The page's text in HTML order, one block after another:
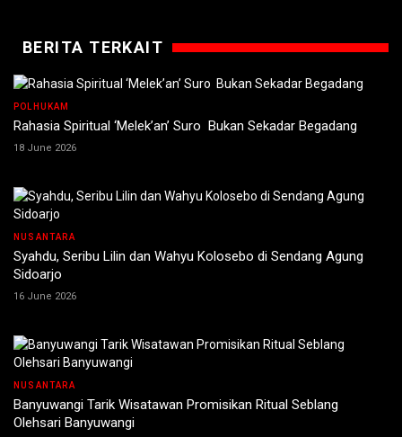
BERITA TERKAIT
POLHUKAM
Rahasia Spiritual ‘Melek’an’ Suro Bukan Sekadar Begadang
18 June 2026
NUSANTARA
Syahdu, Seribu Lilin dan Wahyu Kolosebo di Sendang Agung
Sidoarjo
16 June 2026
NUSANTARA
Banyuwangi Tarik Wisatawan Promisikan Ritual Seblang
Olehsari Banyuwangi